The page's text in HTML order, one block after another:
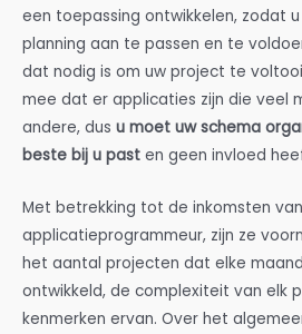
een toepassing ontwikkelen, zodat
planning aan te passen en te
dat nodig is om uw project te
mee dat er applicaties zijn die veel
andere, dus u moet uw schema
beste bij u past en geen invloed
Met betrekking tot de inkomsten
applicatieprogrammeur, zijn ze
het aantal projecten dat elke
ontwikkeld, de complexiteit van elk
kenmerken ervan. Over het